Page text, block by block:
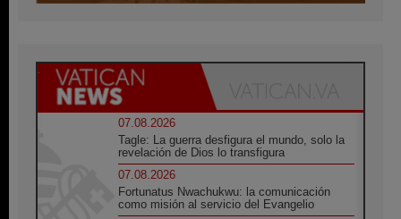
07.08.2026
Tagle: La guerra desfigura el mundo, solo la
revelación de Dios lo transfigura
07.08.2026
Fortunatus Nwachukwu: la comunicación
como misión al servicio del Evangelio